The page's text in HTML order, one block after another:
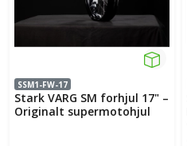
SSM1-FW-17
Stark VARG SM forhjul 17" –
Originalt supermotohjul